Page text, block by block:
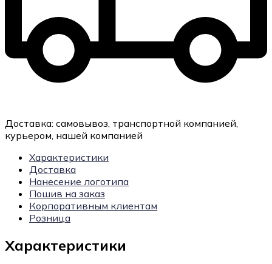
Доставка: самовывоз, транспортной компанией,
курьером, нашей компанией
Характеристики
Доставка
Нанесение логотипа
Пошив на заказ
Корпоративным клиентам
Розница
Характеристики